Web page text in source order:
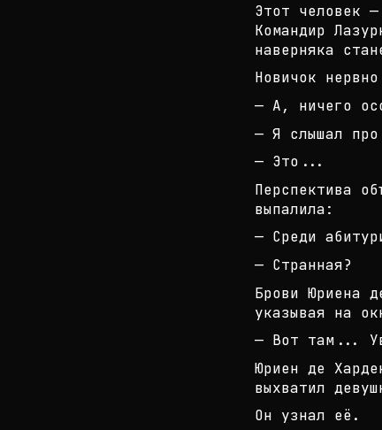
Этот человек
Командир
наверняка с
Новичок
— А, ничего
— Я слышал
— Это...
Перспектива
выпалила:
— Среди
— Странная?
Брови Юриена
указывая на
— Вот там...
Юриен де
выхватил
Он узнал её.